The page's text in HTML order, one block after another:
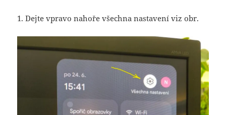
1. Dejte vpravo nahoře všechna nastavení viz obr.